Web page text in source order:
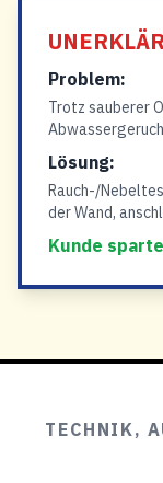
Problem:
Trotz sauberer
Lösung:
Rauch-/
der Wand,
Kunde
TECHNIK,